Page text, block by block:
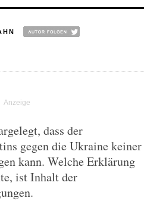
dass der
gegen die Ukraine keiner
kann. Welche Erklärung
ist Inhalt der